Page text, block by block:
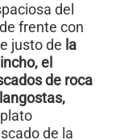
del
frente con
justo de la
el
de roca
de la